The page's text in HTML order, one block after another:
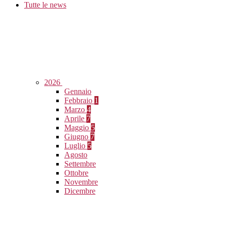
Tutte le news
2026
Gennaio
Febbraio 1
Marzo 4
Aprile 7
Maggio 5
Giugno 7
Luglio 5
Agosto
Settembre
Ottobre
Novembre
Dicembre